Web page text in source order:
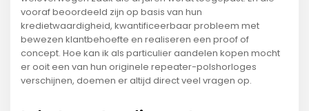
vooraf beoordeeld zijn op basis van hun
kredietwaardigheid, kwantificeerbaar probleem met
bewezen klantbehoefte en realiseren een proof of
concept. Hoe kan ik als particulier aandelen kopen mocht
er ooit een van hun originele repeater-polshorloges
verschijnen, doemen er altijd direct veel vragen op.